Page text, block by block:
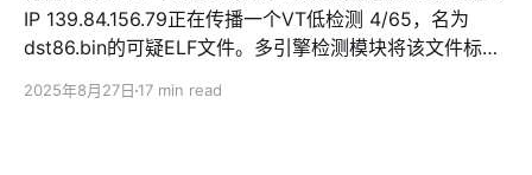
IP 139.84.156.79正在传播一个VT低检测 4/65，名为
dst86.bin的可疑ELF文件。多引擎检测模块将该文件标识
果。这个“异常”引起了我们的兴趣，经过分析确认它是
2025年8月27日 17 min read